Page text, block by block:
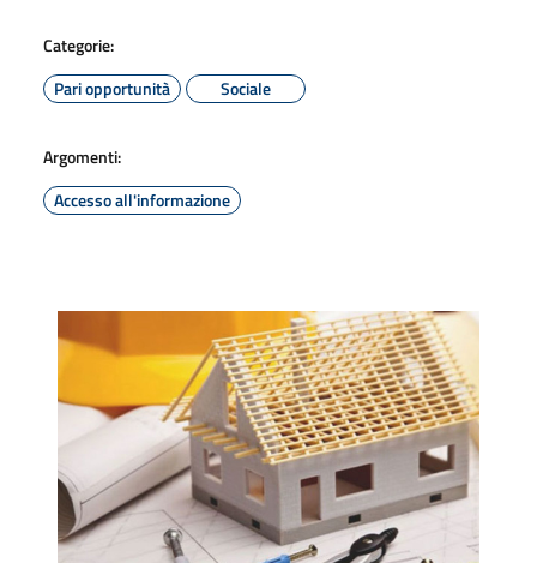
Categorie:
Pari opportunità
Sociale
Argomenti:
Accesso all'informazione